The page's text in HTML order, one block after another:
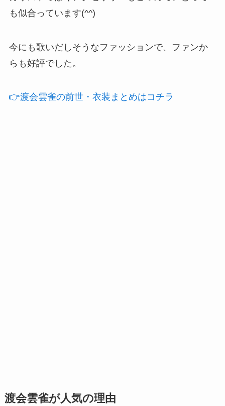
も似合っています(^^)
今にも歌いだしそうなファッションで、ファンか
らも好評でした。
👉️渡会雲雀の前世・衣装まとめはコチラ
渡会雲雀が人気の理由